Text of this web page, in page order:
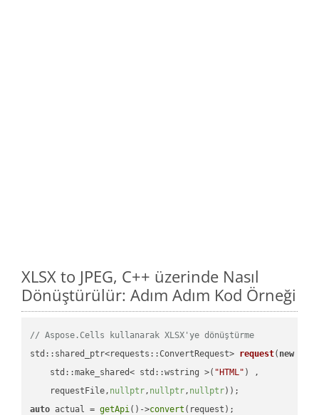
XLSX to JPEG, C++ üzerinde Nasıl
Dönüştürülür: Adım Adım Kod Örneği
// Aspose.Cells kullanarak XLSX'ye dönüştürme
std::shared_ptr<requests::ConvertRequest> request( new
    std::make_shared< std::wstring >(
"HTML" ) ,
    requestFile,
nullptr, nullptr, nullptr))
auto actual = getApi()->convert